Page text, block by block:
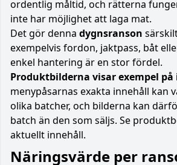
ordentlig måltid, och rätterna
inte har möjlighet att laga mat.
Det gör denna dygnsranson
exempelvis fordon, jaktpass, båt
enkel hantering är en stor fördel.
Produktbilderna visar exempel
menypåsarnas exakta innehåll kan
olika batcher, och bilderna kan
batch än den som säljs. Se
aktuellt innehåll.
Näringsvärde per